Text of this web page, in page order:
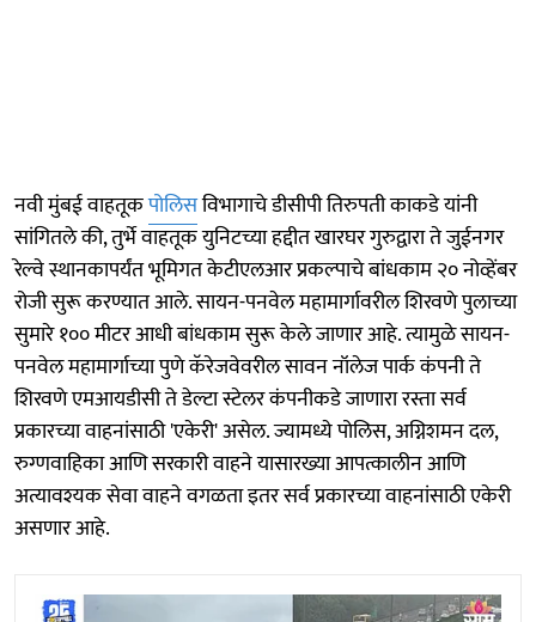
नवी मुंबई वाहतूकपोलिसविभागाचे डीसीपी तिरुपती काकडे यांनी
सांगितले की, तुर्भे वाहतूक युनिटच्या हद्दीत खारघर गुरुद्वारा ते जुईनगर
रेल्वे स्थानकापर्यंत भूमिगत केटीएलआर प्रकल्पाचे बांधकाम २० नोव्हेंबर
रोजी सुरू करण्यात आले. सायन-पनवेल महामार्गावरील शिरवणे पुलाच्या
सुमारे १०० मीटर आधी बांधकाम सुरू केले जाणार आहे. त्यामुळे सायन-
पनवेल महामार्गाच्या पुणे कॅरेजवेवरील सावन नॉलेज पार्क कंपनी ते
शिरवणे एमआयडीसी ते डेल्टा स्टेलर कंपनीकडे जाणारा रस्ता सर्व
प्रकारच्या वाहनांसाठी 'एकेरी' असेल. ज्यामध्ये पोलिस, अग्निशमन दल,
रुग्णवाहिका आणि सरकारी वाहने यासारख्या आपत्कालीन आणि
अत्यावश्यक सेवा वाहने वगळता इतर सर्व प्रकारच्या वाहनांसाठी एकेरी
असणार आहे.